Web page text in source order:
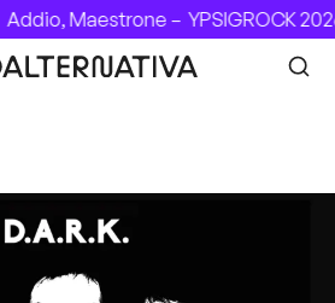
Addio, Maestrone – YPSIGROCK